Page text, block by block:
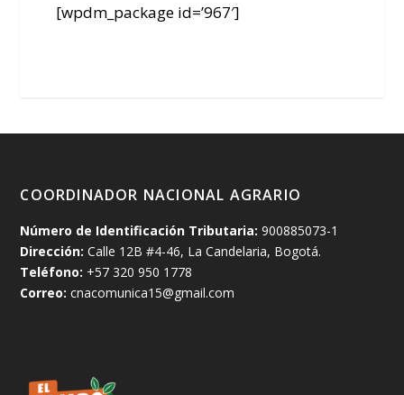
[wpdm_package id=’967′]
COORDINADOR NACIONAL AGRARIO
Número de Identificación Tributaria:900885073-1
Dirección: Calle 12B #4-46, La Candelaria, Bogotá.
Teléfono: +57 320 950 1778
Correo: cnacomunica15@gmail.com